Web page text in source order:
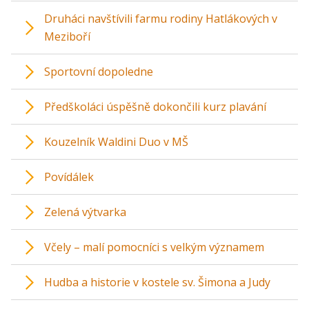
Druháci navštívili farmu rodiny Hatlákových v
Meziboří
Sportovní dopoledne
Předškoláci úspěšně dokončili kurz plavání
Kouzelník Waldini Duo v MŠ
Povídálek
Zelená výtvarka
Včely – malí pomocníci s velkým významem
Hudba a historie v kostele sv. Šimona a Judy